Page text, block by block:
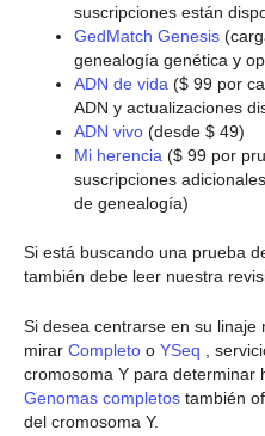
suscripciones están
GedMatch Genesis
genealogía genética y
ADN de vida ($ 99 por
ADN y actualizaciones
ADN vivo (desde $ 49)
Mi herencia ($ 99 por
suscripciones
de genealogía)
Si está buscando una prueba
también debe leer nuestra
Si desea centrarse en su
mirar Completo o YSeq ,
cromosoma Y para determinar
Genomas completos también
del cromosoma Y.